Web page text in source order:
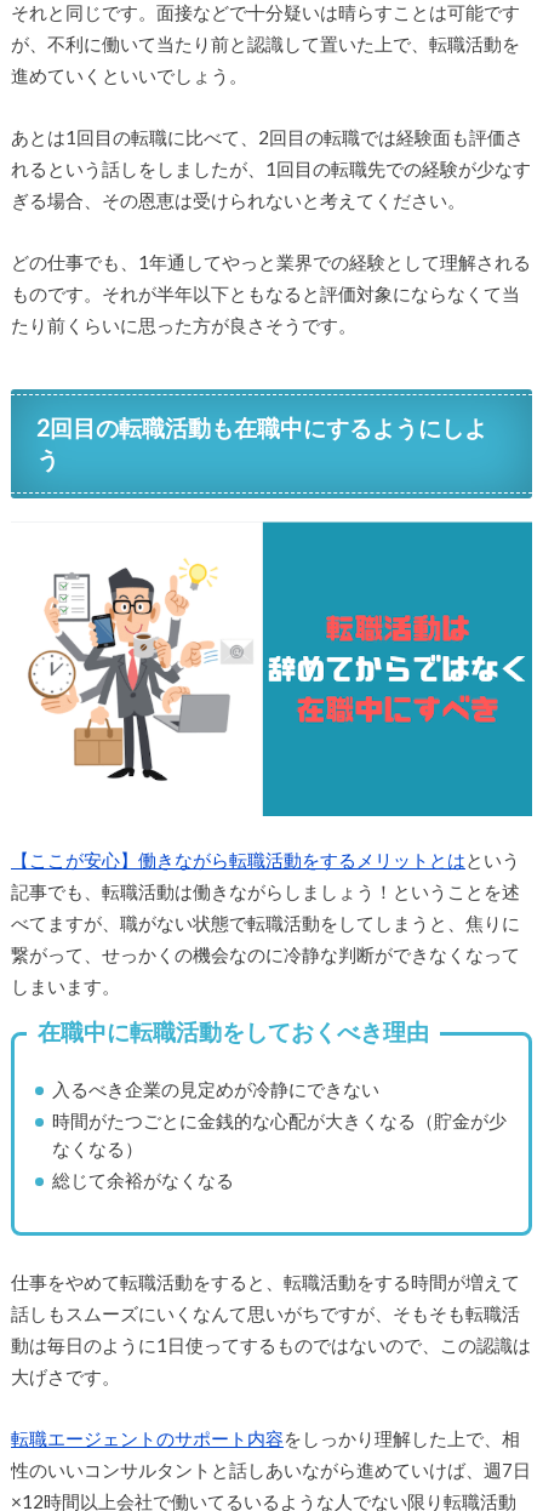
それと同じです。面接などで十分疑いは晴らすことは可能です
が、不利に働いて当たり前と認識して置いた上で、転職活動を
進めていくといいでしょう。
あとは1回目の転職に比べて、2回目の転職では経験面も評価さ
れるという話しをしましたが、1回目の転職先での経験が少なす
ぎる場合、その恩恵は受けられないと考えてください。
どの仕事でも、1年通してやっと業界での経験として理解される
ものです。それが半年以下ともなると評価対象にならなくて当
たり前くらいに思った方が良さそうです。
2回目の転職活動も在職中にするようにしよ
う
【ここが安心】働きながら転職活動をするメリットとはという
記事でも、転職活動は働きながらしましょう！ということを述
べてますが、職がない状態で転職活動をしてしまうと、焦りに
繋がって、せっかくの機会なのに冷静な判断ができなくなって
しまいます。
在職中に転職活動をしておくべき理由
入るべき企業の見定めが冷静にできない
時間がたつごとに金銭的な心配が大きくなる（貯金が少
なくなる）
総じて余裕がなくなる
仕事をやめて転職活動をすると、転職活動をする時間が増えて
話しもスムーズにいくなんて思いがちですが、そもそも転職活
動は毎日のように1日使ってするものではないので、この認識は
大げさです。
転職エージェントのサポート内容をしっかり理解した上で、相
性のいいコンサルタントと話しあいながら進めていけば、週7日
×12時間以上会社で働いてるいるような人でない限り転職活動